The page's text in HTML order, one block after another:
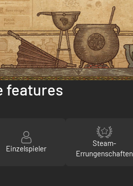
features
Einzelspieler
Steam-
Errungenschaften